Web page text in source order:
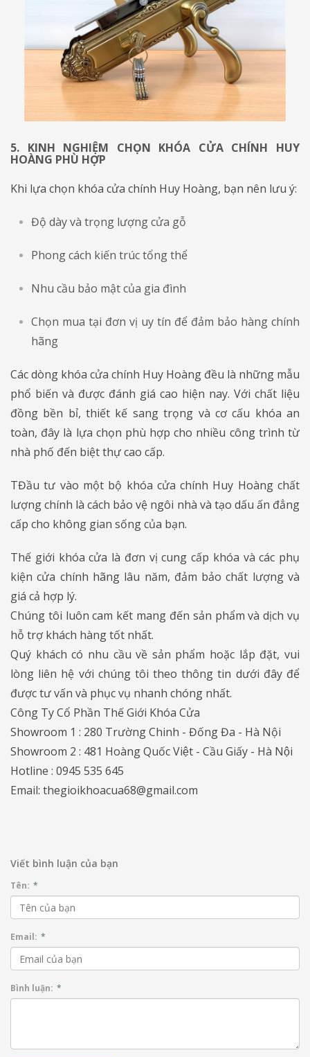
5. KINH NGHIỆM CHỌN KHÓA CỬA CHÍNH HUY
HOÀNG PHÙ HỢP
​​​​​​​Khi lựa chọn khóa cửa chính Huy Hoàng, bạn nên lưu ý:
Độ dày và trọng lượng cửa gỗ
Phong cách kiến trúc tổng thể
Nhu cầu bảo mật của gia đình
Chọn mua tại đơn vị uy tín để đảm bảo hàng chính
hãng
Các dòng khóa cửa chính Huy Hoàng đều là những mẫu
phổ biến và được đánh giá cao hiện nay. Với chất liệu
đồng bền bỉ, thiết kế sang trọng và cơ cấu khóa an
toàn, đây là lựa chọn phù hợp cho nhiều công trình từ
nhà phố đến biệt thự cao cấp.
TĐầu tư vào một bộ khóa cửa chính Huy Hoàng chất
lượng chính là cách bảo vệ ngôi nhà và tạo dấu ấn đẳng
cấp cho không gian sống của bạn.
Thế giới khóa cửa là đơn vị cung cấp khóa và các phụ
kiện cửa chính hãng lâu năm, đảm bảo chất lượng và
giá cả hợp lý.
Chúng tôi luôn cam kết mang đến sản phẩm và dịch vụ
hỗ trợ khách hàng tốt nhất.
Quý khách có nhu cầu về sản phẩm hoặc lắp đặt, vui
lòng liên hệ với chúng tôi theo thông tin dưới đây để
được tư vấn và phục vụ nhanh chóng nhất.
Công Ty Cổ Phần Thế Giới Khóa Cửa
Showroom 1 : 280 Trường Chinh - Đống Đa - Hà Nội
Showroom 2 : 481 Hoàng Quốc Việt - Cầu Giấy - Hà Nội
Hotline : 0945 535 645
Email: thegioikhoacua68@gmail.com
Viết bình luận của bạn
Tên: *
Email: *
Bình luận: *